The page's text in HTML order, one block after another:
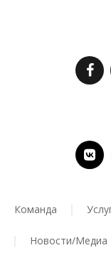
Команда
Новости/Медиа